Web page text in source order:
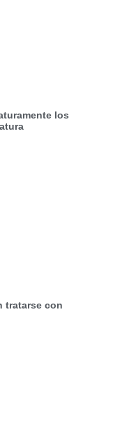
los
tratarse con